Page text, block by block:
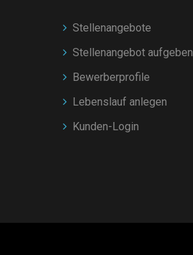
Stellenangebote
Stellenangebot aufgeben
Bewerberprofile
Lebenslauf anlegen
Kunden-Login